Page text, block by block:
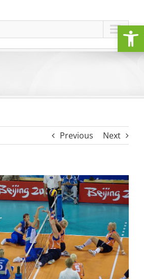
Previous Next